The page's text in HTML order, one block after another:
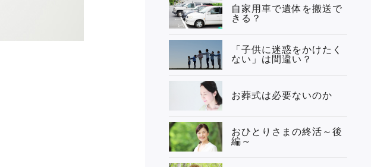
自家用車で遺体を搬送で
きる？
「子供に迷惑をかけたく
ない」は間違い？
お葬式は必要ないのか
おひとりさまの終活～後
編～